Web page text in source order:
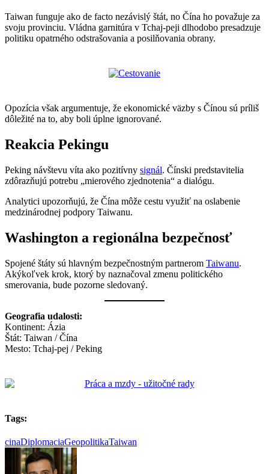
Taiwan funguje ako de facto nezávislý štát, no Čína ho považuje za
svoju provinciu. Vládna garnitúra v Tchaj-peji dlhodobo presadzuje
politiku opatrného odstrašovania a posilňovania obrany.
Opozícia však argumentuje, že ekonomické väzby s Čínou sú príliš
dôležité na to, aby boli úplne ignorované.
Reakcia Pekingu
Peking návštevu víta ako pozitívny signál. Čínski predstavitelia
zdôrazňujú potrebu „mierového zjednotenia“ a dialógu.
Analytici upozorňujú, že Čína môže cestu využiť na oslabenie
medzinárodnej podpory Taiwanu.
Washington a regionálna bezpečnosť
Spojené štáty sú hlavným bezpečnostným partnerom Taiwanu.
Akýkoľvek krok, ktorý by naznačoval zmenu politického
smerovania, bude pozorne sledovaný.
Geografia udalosti:
Kontinent: Ázia
Štát: Taiwan / Čína
Mesto: Tchaj-pej / Peking
Tags:
cinaDiplomaciaGeopolitikaTaiwan